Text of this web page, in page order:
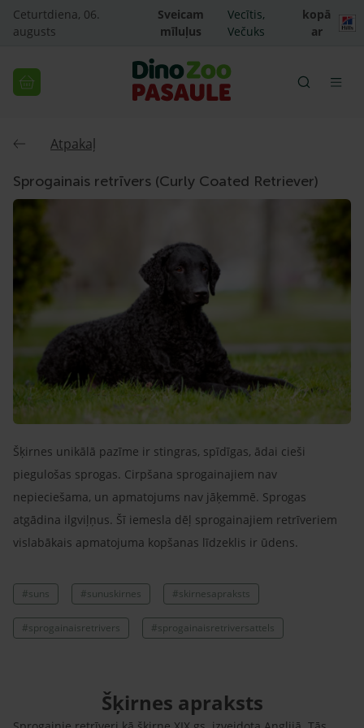
Ceturtdiena, 06.
augusts
Sveicam
mīluļus
Vecītis,
Večuks
kopā
ar
Atpakaļ
Sprogainais retrīvers (Curly Coated Retriever)
Šķirnes unikālā pazīme ir stingras, spīdīgas, ādai cieši
piegulošas sprogas. Cirpšana sprogainajiem nav
nepieciešama, un apmatojums nav jāķemmē. Sprogas
atgādina ilgviļņus. Šī iemesla dēļ sprogainajiem retrīveriem
vislabākais apmatojuma kopšanas līdzeklis ir ūdens.
#suns #sunuskirnes #skirnesapraksts
#sprogainaisretrivers #sprogainaisretriversattels
Šķirnes apraksts